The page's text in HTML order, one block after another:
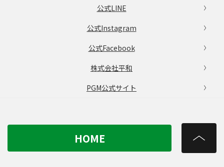
公式LINE
公式Instagram
公式Facebook
株式会社平和
PGM公式サイト
HOME